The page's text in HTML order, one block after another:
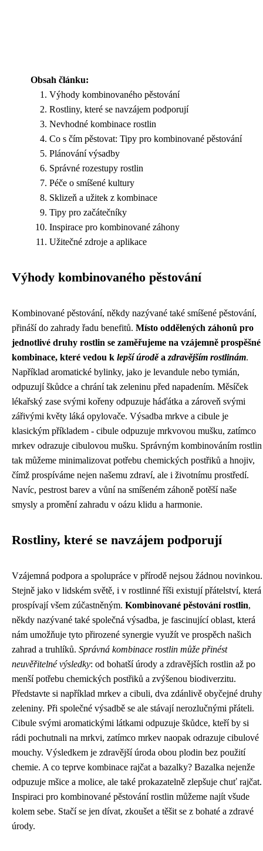
Obsah článku:
Výhody kombinovaného pěstování
Rostliny, které se navzájem podporují
Nevhodné kombinace rostlin
Co s čím pěstovat: Tipy pro kombinované pěstování
Plánování výsadby
Správné rozestupy rostlin
Péče o smíšené kultury
Sklizeň a užitek z kombinace
Tipy pro začátečníky
Inspirace pro kombinované záhony
Užitečné zdroje a aplikace
Výhody kombinovaného pěstování
Kombinované pěstování, někdy nazývané také smíšené pěstování,
přináší do zahrady řadu benefitů. Místo oddělených záhonů pro
jednotlivé druhy rostlin se zaměřujeme na vzájemně prospěšné
kombinace, které vedou k lepší úroděa zdravějším rostlinám.
Například aromatické bylinky, jako je levandule nebo tymián,
odpuzují škůdce a chrání tak zeleninu před napadením. Měsíček
lékařský zase svými kořeny odpuzuje háďátka a zároveň svými
zářivými květy láká opylovače. Výsadba mrkve a cibule je
klasickým příkladem - cibule odpuzuje mrkvovou mušku, zatímco
mrkev odrazuje cibulovou mušku. Správným kombinováním rostlin
tak můžeme minimalizovat potřebu chemických postřiků a hnojiv,
čímž prospíváme nejen našemu zdraví, ale i životnímu prostředí.
Navíc, pestrost barev a vůní na smíšeném záhoně potěší naše
smysly a promění zahradu v oázu klidu a harmonie.
Rostliny, které se navzájem podporují
Vzájemná podpora a spolupráce v přírodě nejsou žádnou novinkou.
Stejně jako v lidském světě, i v rostlinné říši existují přátelství, která
prospívají všem zúčastněným. Kombinované pěstování rostlin,
někdy nazývané také společná výsadba, je fascinující oblast, která
nám umožňuje tyto přirozené synergie využít ve prospěch našich
zahrad a truhlíků. Správná kombinace rostlin může přinést
neuvěřitelné výsledky: od bohatší úrody a zdravějších rostlin až po
menší potřebu chemických postřiků a zvýšenou biodiverzitu.
Představte si například mrkev a cibuli, dva zdánlivě obyčejné druhy
zeleniny. Při společné výsadbě se ale stávají nerozlučnými přáteli.
Cibule svými aromatickými látkami odpuzuje škůdce, kteří by si
rádi pochutnali na mrkvi, zatímco mrkev naopak odrazuje cibulové
mouchy. Výsledkem je zdravější úroda obou plodin bez použití
chemie. A co teprve kombinace rajčat a bazalky? Bazalka nejenže
odpuzuje mšice a molice, ale také prokazatelně zlepšuje chuť rajčat.
Inspiraci pro kombinované pěstování rostlin můžeme najít všude
kolem sebe. Stačí se jen dívat, zkoušet a těšit se z bohaté a zdravé
úrody.